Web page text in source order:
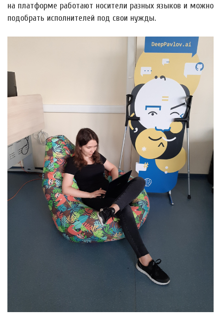
на платформе работают носители разных языков и можно
подобрать исполнителей под свои нужды.